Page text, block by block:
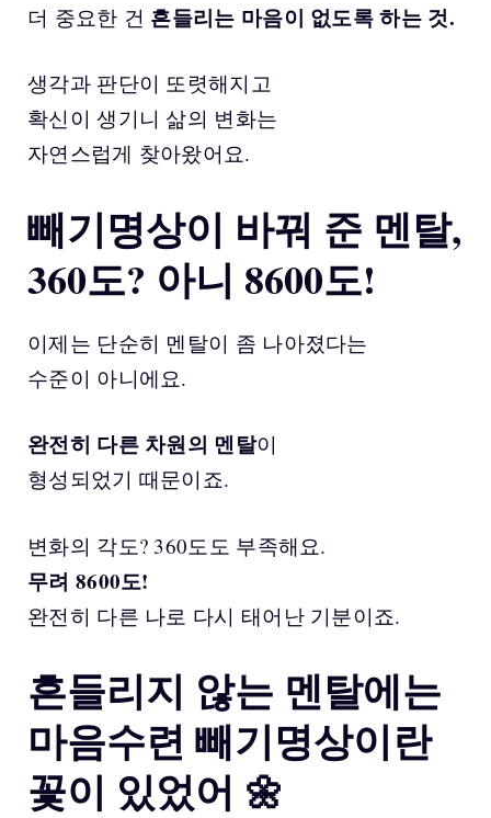
더 중요한 건 흔들리는 마음이 없도록 하는 것.
생각과 판단이 또렷해지고
확신이 생기니 삶의 변화는
자연스럽게 찾아왔어요.
빼기명상이 바꿔 준 멘탈,
360도? 아니 8600도!
이제는 단순히 멘탈이 좀 나아졌다는
수준이 아니에요.
완전히 다른 차원의 멘탈이
형성되었기 때문이죠.
변화의 각도? 360도도 부족해요.
무려 8600도!
완전히 다른 나로 다시 태어난 기분이죠.
흔들리지 않는 멘탈에는
마음수련 빼기명상이란
꽃이 있었어 🌼